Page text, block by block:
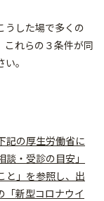
うした場で多くの
これらの３条件が同
。
記の厚生労働省に
・受診の目安」
と」を参照し、出
「新型コロナウイ